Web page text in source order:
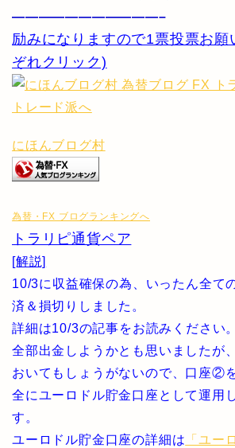
———————————–
励みになりますので1票投票お願
ぞれクリック)
にほんブログ村
為替・FX ブログランキングへ
トラリピ通貨ペア
[解説]
10/3に収益確保の為、いったん全て
済＆損切りしました。
詳細は10/3の記事をお読みください。
全部出金しようかとも思いましたが
おいてもしょうがないので、口座②
全にユーロドル貯金口座として運用
す。
ユーロドル貯金口座の詳細は 「ユー